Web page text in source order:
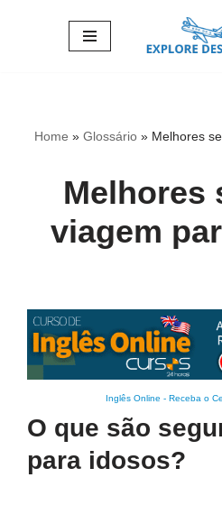
Home » Glossário » Melhores
Melhores
viagem
Inglês Online - Receba o
O que são
para idosos?